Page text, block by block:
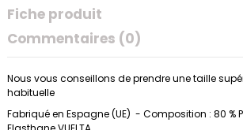
Fiche produit
Commentaires (0)
Nous vous conseillons de prendre une taille
habituelle
Fabriqué en Espagne (UE) - Composition : 80 %